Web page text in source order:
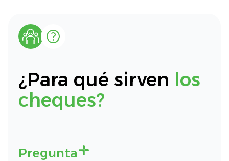
¿Para qué sirven los
cheques?
Pregunta